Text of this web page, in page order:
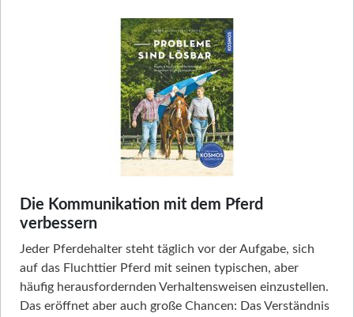
Die Kommunikation mit dem Pferd
verbessern
Jeder Pferdehalter steht täglich vor der Aufgabe, sich
auf das Fluchttier Pferd mit seinen typischen, aber
häufig herausfordernden Verhaltensweisen einzustellen.
Das eröffnet aber auch große Chancen: Das Verständnis